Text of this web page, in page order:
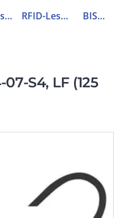
Sensorik RFID-Lesegerät BIS00E2
S4, LF (125